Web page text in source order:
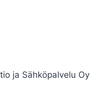
ja Sähköpalvelu Oy